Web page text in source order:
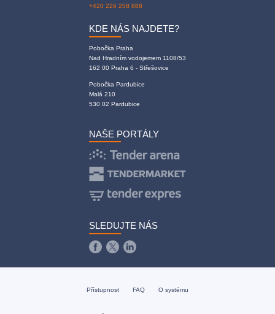
+420 226 258 888
KDE NÁS NAJDETE?
Pobočka Praha
Nad Hradním vodojemem 1108/53
162 00 Praha 6 - Střešovice
Pobočka Pardubice
Malá 210
530 02 Pardubice
NAŠE PORTÁLY
SLEDUJTE NÁS
Přístupnost FAQ O systému